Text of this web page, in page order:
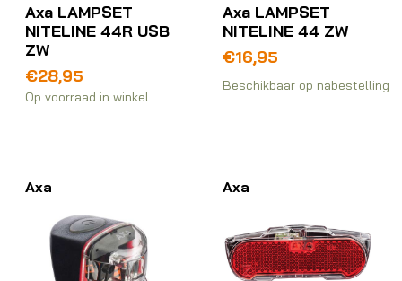
Axa LAMPSET
NITELINE 44R USB
ZW
€28,95
Op voorraad in winkel
Axa LAMPSET
NITELINE 44 ZW
€16,95
Beschikbaar op nabestelling
Axa Axa